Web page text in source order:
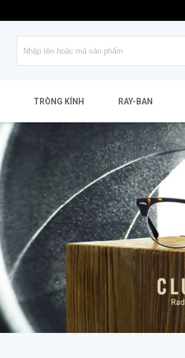
TRÒNG KÍNH RAY-BAN